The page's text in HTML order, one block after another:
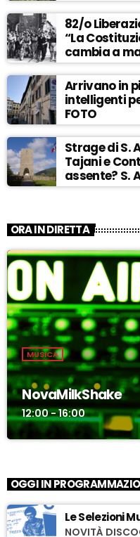
82/o
“La
cambia a
Arrivano in
intelligenti
FOTO
Strage di S.
Tajani e
assente? S.
ASCOLTA
ORA IN DIRETTA
MUSICA
NovaMilkShake
12:00 - 16:00
OGGI IN
Le Selezioni
NOVITÀ